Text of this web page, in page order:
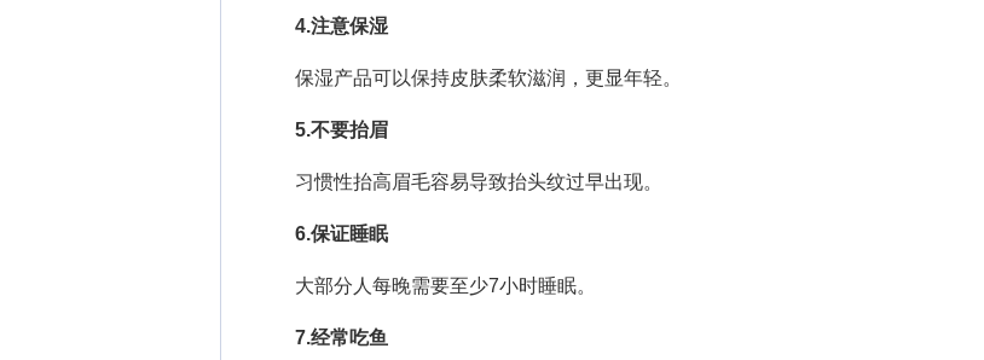
4.注意保湿
保湿产品可以保持皮肤柔软滋润，更显年轻。
5.不要抬眉
习惯性抬高眉毛容易导致抬头纹过早出现。
6.保证睡眠
大部分人每晚需要至少7小时睡眠。
7.经常吃鱼